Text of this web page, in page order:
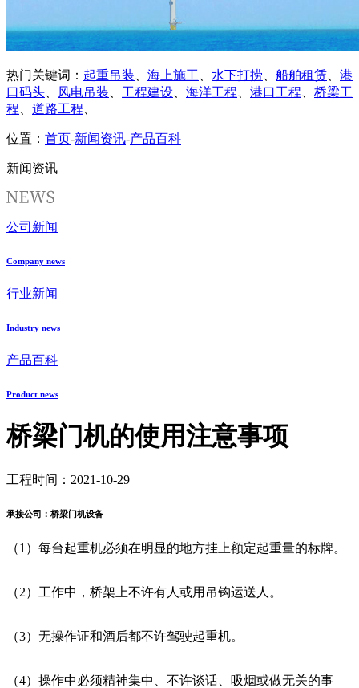
热门关键词： 起重吊装、 海上施工、 水下打捞、 船舶租赁、 港
口码头、 风电吊装、 工程建设、 海洋工程、 港口工程、 桥梁工
程、 道路工程、
位置： 首页-新闻资讯-产品百科
新闻资讯
公司新闻
Company news
行业新闻
Industry news
产品百科
Product news
桥梁门机的使用注意事项
工程时间：2021-10-29
承接公司：桥梁门机设备
（1）每台起重机必须在明显的地方挂上额定起重量的标牌。
（2）工作中，桥架上不许有人或用吊钩运送人。
（3）无操作证和酒后都不许驾驶起重机。
（4）操作中必须精神集中、不许谈话、吸烟或做无关的事